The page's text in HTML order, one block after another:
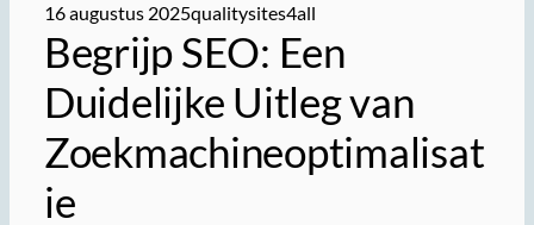
16 augustus 2025qualitysites4all
Begrijp SEO: Een
Duidelijke Uitleg van
Zoekmachineoptimalisat
ie